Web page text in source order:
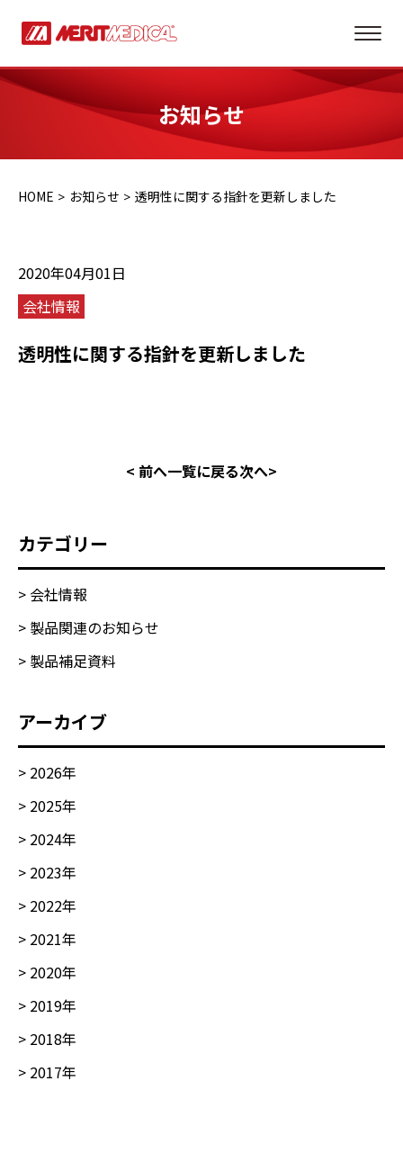
お知らせ
HOME お知らせ 透明性に関する指針を更新しました
2020年04月01日
会社情報
透明性に関する指針を更新しました
< 前へ一覧に戻る次へ>
カテゴリー
> 会社情報
> 製品関連のお知らせ
> 製品補足資料
アーカイブ
> 2026年
> 2025年
> 2024年
> 2023年
> 2022年
> 2021年
> 2020年
> 2019年
> 2018年
> 2017年